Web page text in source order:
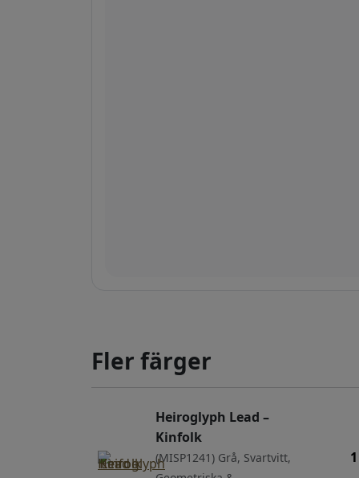
Fler färger
Heiroglyph Lead –
Kinfolk
(MISP1241) Grå, Svartvitt,